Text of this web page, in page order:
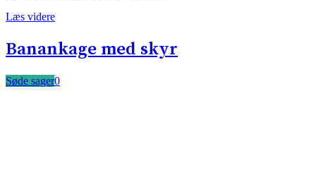
Læs videre
Banankage med skyr
Søde sager0